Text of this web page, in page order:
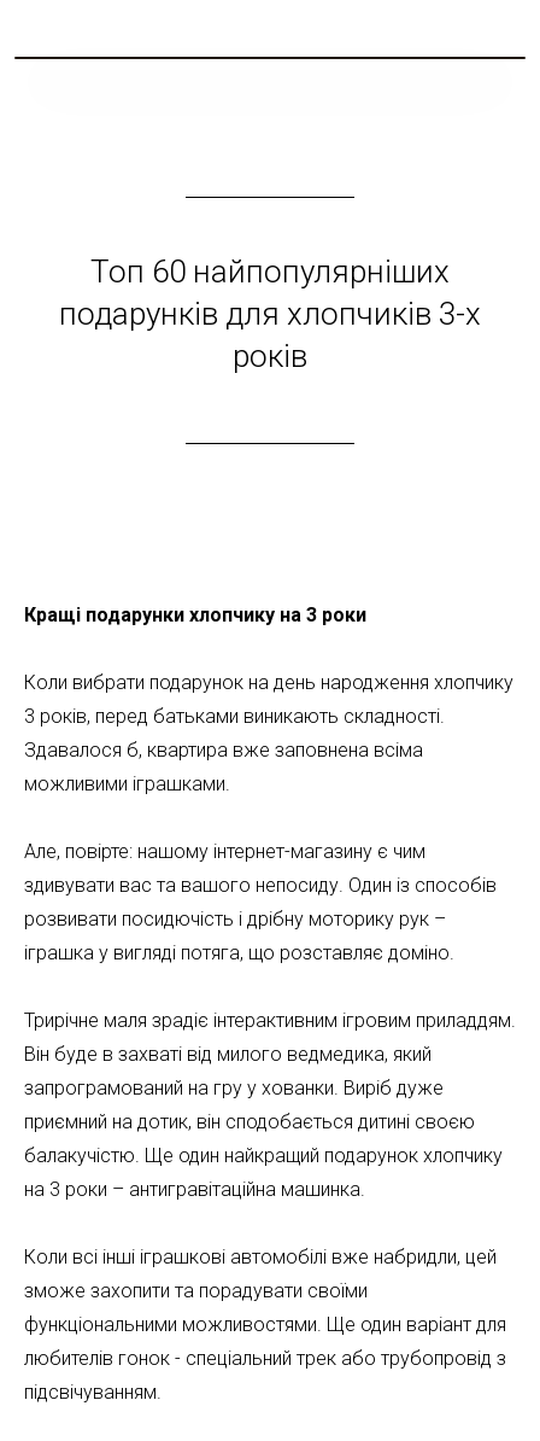
↔
Топ 60 найпопулярніших
подарунків для хлопчиків 3-х
років
Кращі подарунки хлопчику на 3 роки
Коли вибрати подарунок на день народження хлопчику
3 років, перед батьками виникають складності.
Здавалося б, квартира вже заповнена всіма
можливими іграшками.
Але, повірте: нашому інтернет-магазину є чим
здивувати вас та вашого непосиду. Один із способів
розвивати посидючість і дрібну моторику рук –
іграшка у вигляді потяга, що розставляє доміно.
Трирічне маля зрадіє інтерактивним ігровим приладдям.
Він буде в захваті від милого ведмедика, який
запрограмований на гру у хованки. Виріб дуже
приємний на дотик, він сподобається дитині своєю
балакучістю. Ще один найкращий подарунок хлопчику
на 3 роки – антигравітаційна машинка.
Коли всі інші іграшкові автомобілі вже набридли, цей
зможе захопити та порадувати своїми
функціональними можливостями. Ще один варіант для
любителів гонок - спеціальний трек або трубопровід з
підсвічуванням.